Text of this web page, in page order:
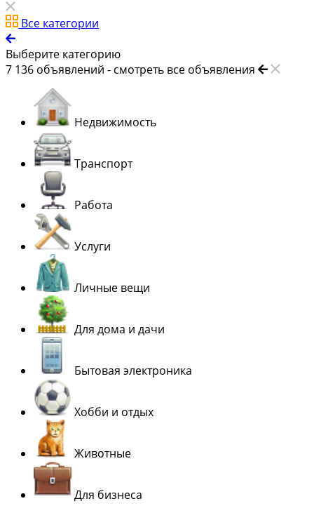
Все категории
Выберите категорию
7 136 объявлений - смотреть все объявления
Недвижимость
Транспорт
Работа
Услуги
Личные вещи
Для дома и дачи
Бытовая электроника
Хобби и отдых
Животные
Для бизнеса